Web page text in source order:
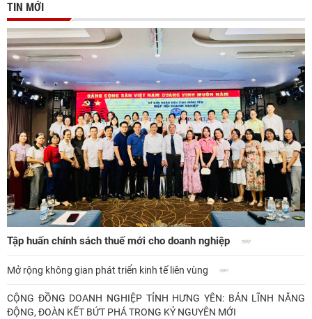
TIN MỚI
Tập huấn chính sách thuế mới cho doanh nghiệp
Mở rộng không gian phát triển kinh tế liên vùng
CỘNG ĐỒNG DOANH NGHIỆP TỈNH HƯNG YÊN: BẢN LĨNH NĂNG
ĐỘNG, ĐOÀN KẾT BỨT PHÁ TRONG KỶ NGUYÊN MỚI